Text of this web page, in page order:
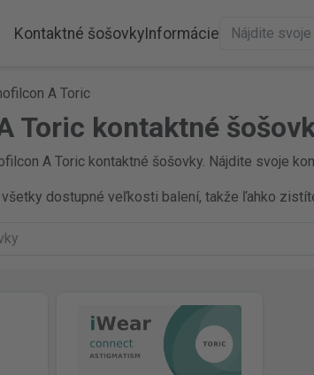
Kontaktné šošovkyInformácie
A Toric
Toric kontaktné
A Toric kontaktné šošovky. Nájdite svoje
dostupné veľkosti balení, takže ľahko